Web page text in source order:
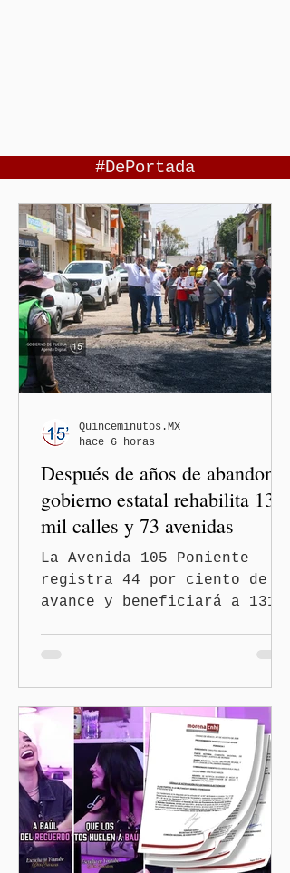
#DePortada
Después de años de abandono,
gobierno estatal rehabilita 13
mil calles y 73 avenidas
La Avenida 105 Poniente
registra 44 por ciento de
avance y beneficiará a 131
73 avenidas durante 2026,
el gobernador Alejandro
Armenta Mier supervisó la
rehabilitación de la
Avenida 105 Poniente, obra
que registra 44 por ciento
de avance y forma parte del
programa estatal para
recuperar vialidades
Quinceminutos.MX
hace 6 horas